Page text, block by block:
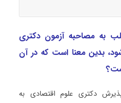
به مصاحبه آزمون دکتری
بدین معنا است که در آن
دکتری ﻋﻠﻮم اﻗﺘﺼﺎدی به